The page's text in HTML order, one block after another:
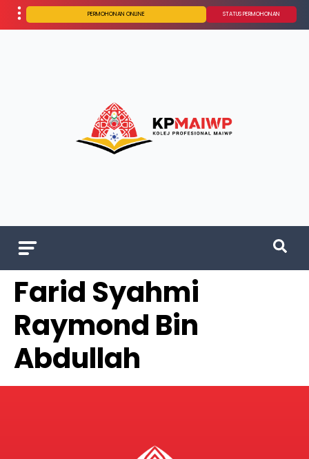
PERMOHONAN ONLINE STATUS PERMOHONAN
Farid Syahmi
Raymond Bin
Abdullah